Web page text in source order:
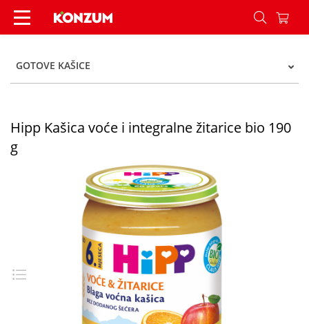
Hipp Kašica voće i integralne žitarice bio 190 g -
GOTOVE KAŠICE
Hipp Kašica voće i integralne žitarice bio 190
g